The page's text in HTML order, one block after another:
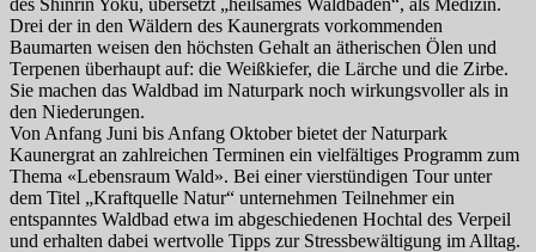
Drei der in den Wäldern des Kaunergrats vorkommenden
Baumarten weisen den höchsten Gehalt an ätherischen Ölen und
Terpenen überhaupt auf: die Weißkiefer, die Lärche und die Zirbe.
Sie machen das Waldbad im Naturpark noch wirkungsvoller als in
den Niederungen.
Von Anfang Juni bis Anfang Oktober bietet der Naturpark
Kaunergrat an zahlreichen Terminen ein vielfältiges Programm zum
Thema «Lebensraum Wald». Bei einer vierstündigen Tour unter
dem Titel „Kraftquelle Natur“ unternehmen Teilnehmer ein
entspanntes Waldbad etwa im abgeschiedenen Hochtal des Verpeil
und erhalten dabei wertvolle Tipps zur Stressbewältigung im Alltag.